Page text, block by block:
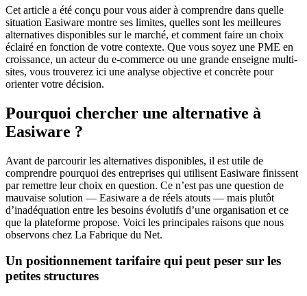
Cet article a été conçu pour vous aider à comprendre dans quelle
situation Easiware montre ses limites, quelles sont les meilleures
alternatives disponibles sur le marché, et comment faire un choix
éclairé en fonction de votre contexte. Que vous soyez une PME en
croissance, un acteur du e-commerce ou une grande enseigne multi-
sites, vous trouverez ici une analyse objective et concrète pour
orienter votre décision.
Pourquoi chercher une alternative à
Easiware ?
Avant de parcourir les alternatives disponibles, il est utile de
comprendre pourquoi des entreprises qui utilisent Easiware finissent
par remettre leur choix en question. Ce n’est pas une question de
mauvaise solution — Easiware a de réels atouts — mais plutôt
d’inadéquation entre les besoins évolutifs d’une organisation et ce
que la plateforme propose. Voici les principales raisons que nous
observons chez La Fabrique du Net.
Un positionnement tarifaire qui peut peser sur les
petites structures